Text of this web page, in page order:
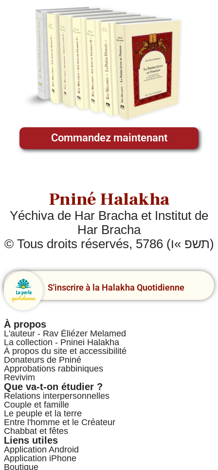
Commandez maintenant
Pniné Halakha
Yéchiva de Har Bracha et Institut de
Har Bracha
© Tous droits réservés, 5786 (תשפ »ו)
S'inscrire à la Halakha Quotidienne
À propos
L'auteur - Rav Éliézer Melamed
La collection - Pninei Halakha
À propos du site et accessibilité
Donateurs de Pniné
Approbations rabbiniques
Revivim
Que va-t-on étudier ?
Relations interpersonnelles
Couple et famille
Le peuple et la terre
Entre l'homme et le Créateur
Chabbat et fêtes
Liens utiles
Application Android
Application iPhone
Boutique